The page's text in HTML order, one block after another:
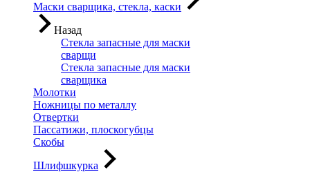
Маски сварщика, стекла, каски
Назад
Стекла запасные для маски
сварщи
Стекла запасные для маски
сварщика
Молотки
Ножницы по металлу
Отвертки
Пассатижи, плоскогубцы
Скобы
Шлифшкурка